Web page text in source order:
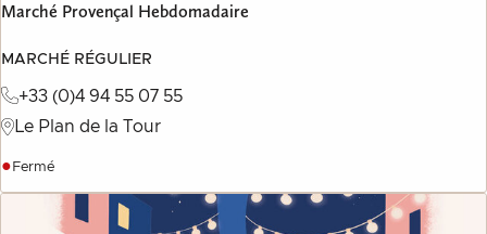
Marché Provençal Hebdomadaire
MARCHÉ RÉGULIER
+33 (0)4 94 55 07 55
Le Plan de la Tour
● Fermé